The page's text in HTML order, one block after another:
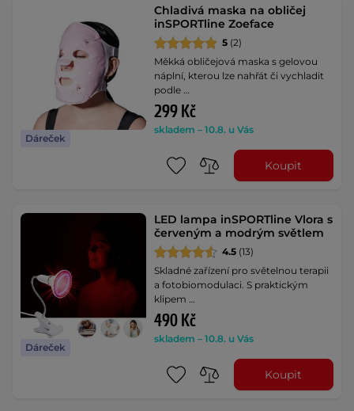
Dáreček
Chladivá maska na obličej
inSPORTline Zoeface
5 (2)
Měkká obličejová maska s gelovou
náplní, kterou lze nahřát či vychladit
podle …
299 Kč
skladem – 10.8. u Vás
Koupit
Dáreček
LED lampa inSPORTline Vlora s
červeným a modrým světlem
4.5 (13)
Skladné zařízení pro světelnou terapii
a fotobiomodulaci. S praktickým
klipem …
490 Kč
skladem – 10.8. u Vás
Koupit